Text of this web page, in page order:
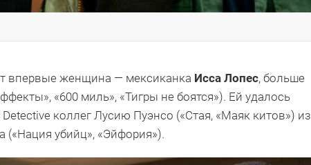
впервые женщина — мексиканка Исса Лопес, больше
«600 миль», «Тигры не боятся»). Ей удалось
коллег Лусию Пуэнсо («Стая, «Маяк китов») из
убийц», «Эйфория»).